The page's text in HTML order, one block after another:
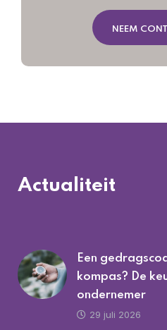
NEEM
Actualiteit
Een
kompas? De
ondernemer
29 juli 2026